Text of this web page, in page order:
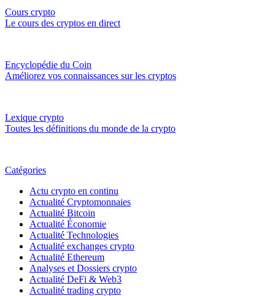
Cours crypto
Le cours des cryptos en direct
Encyclopédie du Coin
Améliorez vos connaissances sur les cryptos
Lexique crypto
Toutes les définitions du monde de la crypto
Catégories
Actu crypto en continu
Actualité Cryptomonnaies
Actualité Bitcoin
Actualité Économie
Actualité Technologies
Actualité exchanges crypto
Actualité Ethereum
Analyses et Dossiers crypto
Actualité DeFi & Web3
Actualité trading crypto